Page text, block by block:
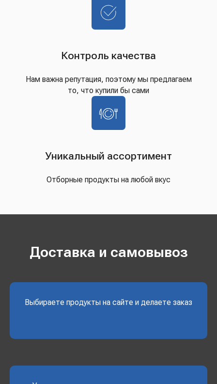
Контроль качества
Нам важна репутация, поэтому мы предлагаем
то, что купили бы сами
Уникальный ассортимент
Отборные продукты на любой вкус
Доставка и самовывоз
Выбираете продукты на сайте и делаете заказ